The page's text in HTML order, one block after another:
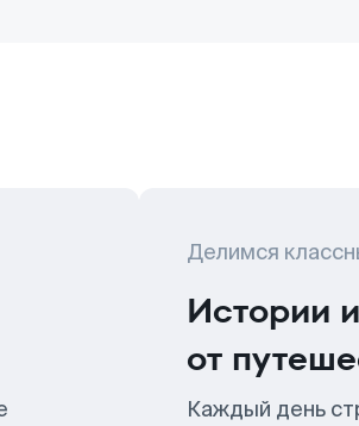
Делимся
Истории
от
Каждый день